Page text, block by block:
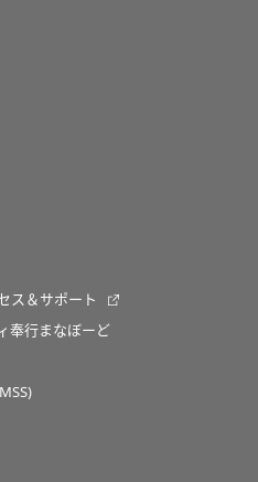
ス＆サポート
奉行まなぼーど